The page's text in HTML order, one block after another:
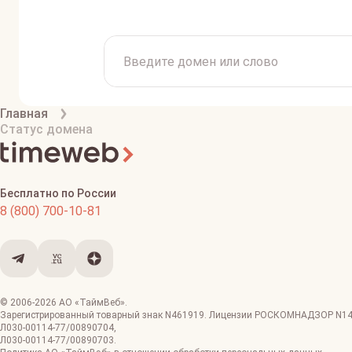
Главная
Статус домена
Бесплатно по России
8 (800) 700-10-81
© 2006-2026 АО «ТаймВеб».
Зарегистрированный товарный знак N461919. Лицензии РОСКОМНАДЗОР
Л030-00114-77/00890704,
Л030-00114-77/00890703.